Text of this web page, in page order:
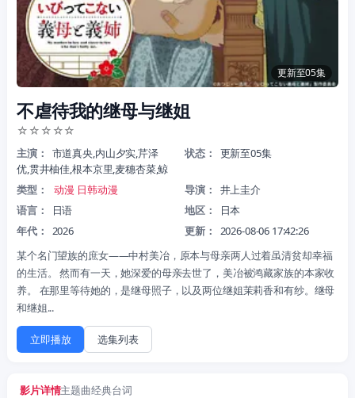
更新至05集
不虐待我的继母与继姐
☆ ☆ ☆ ☆☆
主演：
市道真央,内山夕实,芹泽
优,贯井柚佳,根本京里,麦穗杏菜,鲸
状态： 更新至05集
类型： 动漫 日韩动漫 导演：
井上圭介
语言：
日语 地区：
日本
年代：
2026 更新：
2026-08-06 17:42:26
某个名门望族的庶女——中村美冶，原本与母亲两人过着虽清贫却幸福
的生活。 然而有一天，她深爱的母亲去世了，美冶被鸿藏家族的本家收
养。 在那里等待她的，是继母照子，以及两位继姐茉莉香和有纱。继母
和继姐...
立即播放 选集列表
影片详情主题曲经典台词